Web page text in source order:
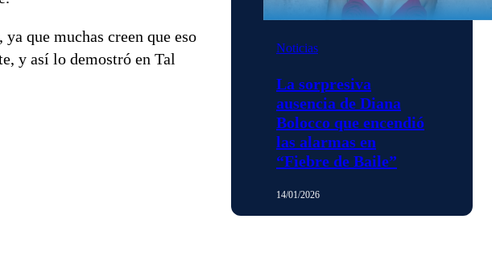
que muchas creen que eso
y así lo demostró en Tal
Noticias
La sorpresiva
ausencia de Diana
Bolocco que encendió
las alarmas en
“Fiebre de Baile”
14/01/2026